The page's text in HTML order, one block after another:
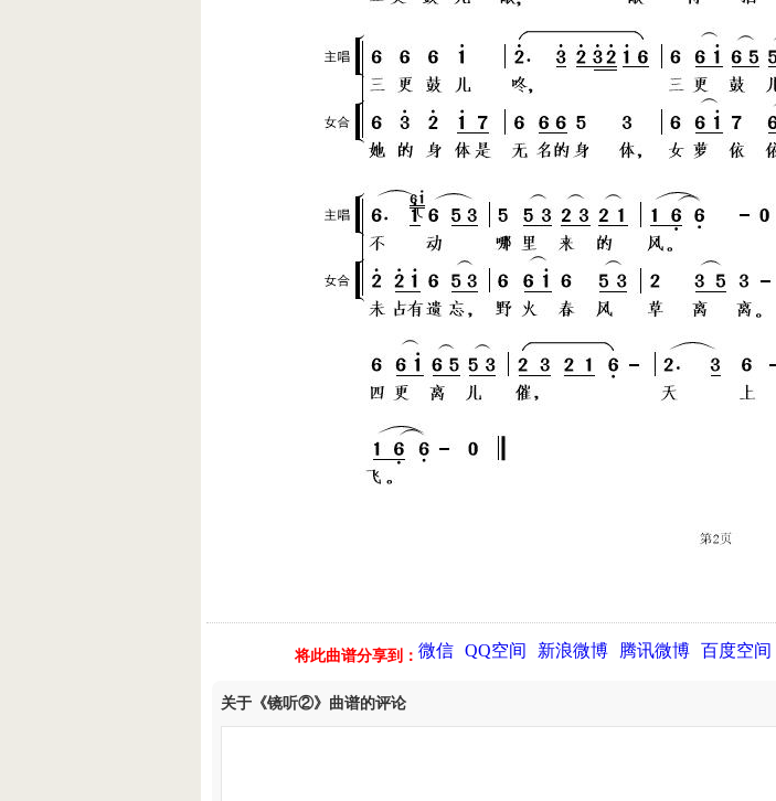
将此曲谱分享到： 微信 QQ空间 新浪微博 腾讯微博 百度空间
关于《镜听②》曲谱的评论